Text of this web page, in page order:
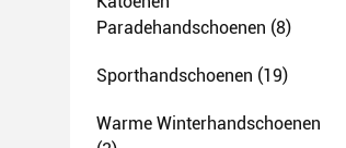
Paradehandschoenen (8)
Sporthandschoenen (19)
Warme Winterhandschoenen